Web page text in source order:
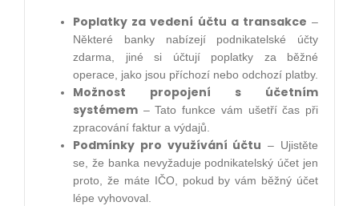
Poplatky za vedení účtu a transakce –
Některé banky nabízejí podnikatelské účty
zdarma, jiné si účtují poplatky za běžné
operace, jako jsou příchozí nebo odchozí platby.
Možnost propojení s účetním
systémem – Tato funkce vám ušetří čas při
zpracování faktur a výdajů.
Podmínky pro využívání účtu – Ujistěte
se, že banka nevyžaduje podnikatelský účet jen
proto, že máte IČO, pokud by vám běžný účet
lépe vyhovoval.